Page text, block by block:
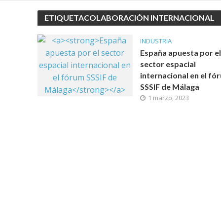
ETIQUETACOLABORACIÓN INTERNACIONAL
INDUSTRIA
España apuesta por el
sector espacial
internacional en el
SSSIF de Málaga
1 marzo, 2023